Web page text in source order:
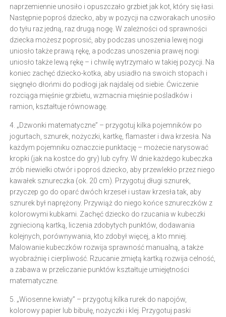
naprzemiennie unosiło i opuszczało grzbiet jak kot, który się łasi.
Następnie poproś dziecko, aby w pozycji na czworakach unosiło
do tyłu raz jedną, raz drugą nogę. W zależności od sprawności
dziecka możesz poprosić, aby podczas unoszenia lewej nogi
uniosło także prawą rękę, a podczas unoszenia prawej nogi
uniosło także lewą rękę – i chwilę wytrzymało w takiej pozycji. Na
koniec zachęć dziecko-kotka, aby usiadło na swoich stopach i
sięgnęło dłońmi do podłogi jak najdalej od siebie. Ćwiczenie
rozciąga mięśnie grzbietu, wzmacnia mięśnie pośladków i
ramion, kształtuje równowagę.
4. „Dzwonki matematyczne” – przygotuj kilka pojemników po
jogurtach, sznurek, nożyczki, kartkę, flamaster i dwa krzesła. Na
każdym pojemniku oznaczcie punktację – możecie narysować
kropki (jak na kostce do gry) lub cyfry. W dnie każdego kubeczka
zrób niewielki otwór i poproś dziecko, aby przewlekło przez niego
kawałek sznureczka (ok. 20 cm). Przygotuj długi sznurek,
przyczep go do oparć dwóch krzeseł i ustaw krzesła tak, aby
sznurek był naprężony. Przywiąż do niego końce sznureczków z
kolorowymi kubkami. Zachęć dziecko do rzucania w kubeczki
zgniecioną kartką, liczenia zdobytych punktów, dodawania
kolejnych, porównywania, kto zdobył więcej, a kto mniej.
Malowanie kubeczków rozwija sprawność manualną, a także
wyobraźnię i cierpliwość. Rzucanie zmiętą kartką rozwija celność,
a zabawa w przeliczanie punktów kształtuje umiejętności
matematyczne.
5. „Wiosenne kwiaty” – przygotuj kilka rurek do napojów,
kolorowy papier lub bibułę, nożyczki i klej. Przygotuj paski